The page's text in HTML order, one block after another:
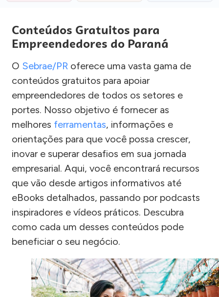
Conteúdos Gratuitos para
Empreendedores do Paraná
O Sebrae/PR oferece uma vasta gama de
conteúdos gratuitos para apoiar
empreendedores de todos os setores e
portes. Nosso objetivo é fornecer as
melhores ferramentas, informações e
orientações para que você possa crescer,
inovar e superar desafios em sua jornada
empresarial. Aqui, você encontrará recursos
que vão desde artigos informativos até
eBooks detalhados, passando por podcasts
inspiradores e vídeos práticos. Descubra
como cada um desses conteúdos pode
beneficiar o seu negócio.